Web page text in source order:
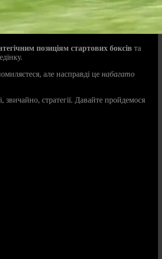
позиціям стартових боксів та
але насправді це набагато
стратегії. Давайте пройдемося